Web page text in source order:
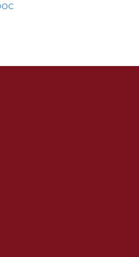
DÉJEAN ETAPE 8 - SN
DE VAUX SUR SEINE